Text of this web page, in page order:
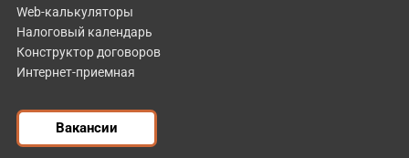
Web-калькуляторы
Налоговый календарь
Конструктор договоров
Интернет-приемная
Вакансии